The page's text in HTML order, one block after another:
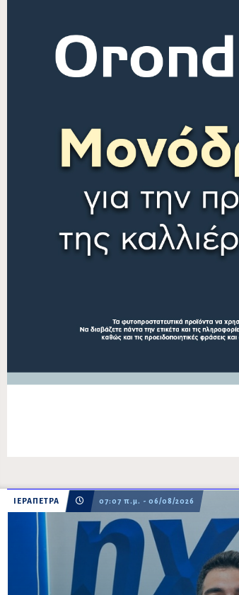
ΙΕΡΑΠΕΤΡΑ 07:07 π.μ. - 06/08/2026